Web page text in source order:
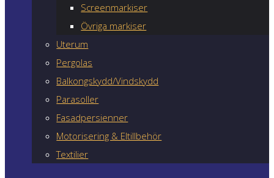
Screenmarkiser
Övriga markiser
Uterum
Pergolas
Balkongskydd/Vindskydd
Parasoller
Fasadpersienner
Motorisering & Eltillbehör
Textilier